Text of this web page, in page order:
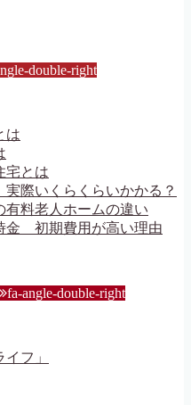
double-right
は
宅とは
際いくらくらいかかる？
有料老人ホームの違い
金 初期費用が高い理由
fa-angle-double-right
フ」